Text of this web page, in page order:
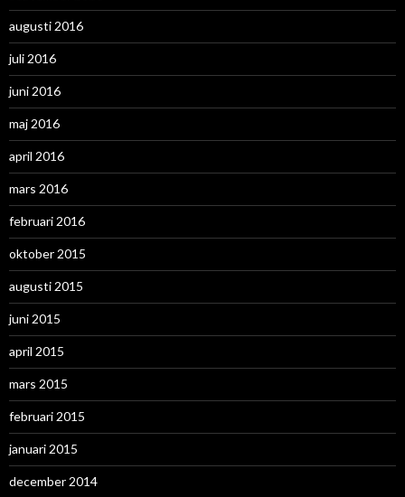
augusti 2016
juli 2016
juni 2016
maj 2016
april 2016
mars 2016
februari 2016
oktober 2015
augusti 2015
juni 2015
april 2015
mars 2015
februari 2015
januari 2015
december 2014